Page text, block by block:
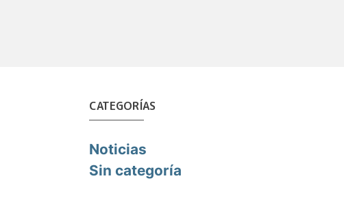
CATEGORÍAS
Noticias
Sin categoría